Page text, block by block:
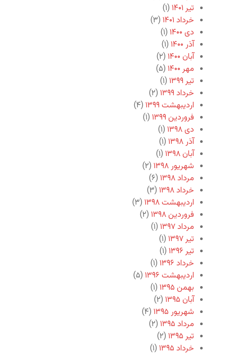
تیر ۱۴۰۱
(۱)
خرداد ۱۴۰۱
(۳)
دی ۱۴۰۰
(۱)
آذر ۱۴۰۰
(۱)
آبان ۱۴۰۰
(۲)
مهر ۱۴۰۰
(۵)
تیر ۱۳۹۹
(۱)
خرداد ۱۳۹۹
(۲)
اردیبهشت ۱۳۹۹
(۴)
فروردین ۱۳۹۹
(۱)
دی ۱۳۹۸
(۱)
آذر ۱۳۹۸
(۱)
آبان ۱۳۹۸
(۱)
شهریور ۱۳۹۸
(۲)
مرداد ۱۳۹۸
(۶)
خرداد ۱۳۹۸
(۳)
اردیبهشت ۱۳۹۸
(۳)
فروردین ۱۳۹۸
(۲)
مرداد ۱۳۹۷
(۱)
تیر ۱۳۹۷
(۱)
تیر ۱۳۹۶
(۱)
خرداد ۱۳۹۶
(۱)
اردیبهشت ۱۳۹۶
(۵)
بهمن ۱۳۹۵
(۱)
آبان ۱۳۹۵
(۲)
شهریور ۱۳۹۵
(۴)
مرداد ۱۳۹۵
(۲)
تیر ۱۳۹۵
(۲)
خرداد ۱۳۹۵
(۱)